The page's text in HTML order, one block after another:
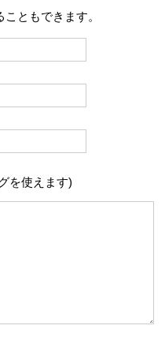
こともできます。
を使えます)